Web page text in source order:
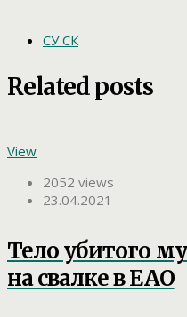
СУ СК
Related posts
View
2052 views
23.04.2021
Тело убитого
на свалке в ЕАО